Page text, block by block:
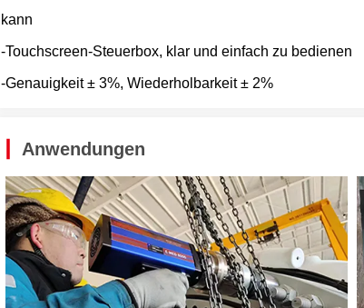
kann
-Touchscreen-Steuerbox, klar und einfach zu bedienen
-Genauigkeit ± 3%, Wiederholbarkeit ± 2%
Anwendungen